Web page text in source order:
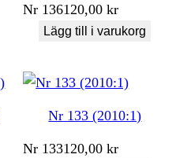
Nr 136120,00kr
Lägg till i varukorg
Nr 133 (2010:1)
Nr 133120,00kr